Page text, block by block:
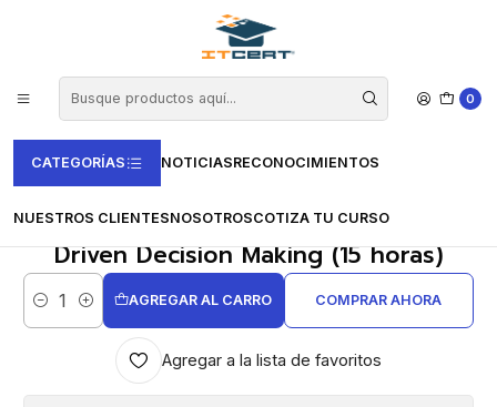
0
CATEGORÍAS NOTICIASRECONOCIMIENTOS
NUESTROS CLIENTESNOSOTROSCOTIZA TU CURSO
Certificación en España
Certificación de competencias (CertiUni)
Cursos de Administración Y Gestión
Curso de Business Analytics. Data Driven Decision Making (15
|
Curso de Business Analytics. Data
Driven Decision Making (15 horas)
Cantidad
AGREGAR AL CARRO COMPRAR AHORA
Agregar a la lista de favoritos